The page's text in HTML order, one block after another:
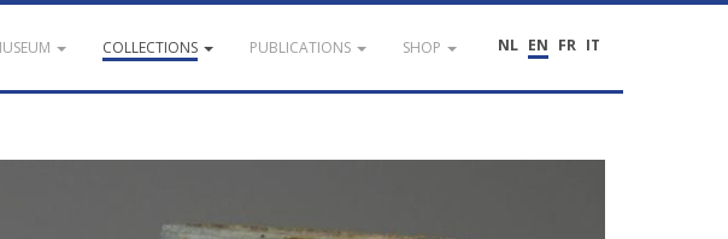
NL EN FR IT
COLLECTIONS PUBLICATIONS SHOP